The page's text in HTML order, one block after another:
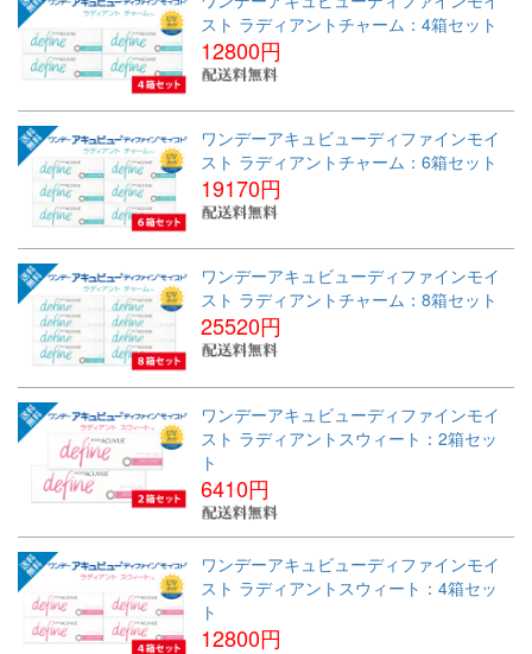
スト ラディアントチャーム：4箱セット
12800円
ワンデーアキュビューディファインモイ
スト ラディアントチャーム：6箱セット
19170円
ワンデーアキュビューディファインモイ
スト ラディアントチャーム：8箱セット
25520円
ワンデーアキュビューディファインモイ
スト ラディアントスウィート：2箱セッ
ト
6410円
ワンデーアキュビューディファインモイ
スト ラディアントスウィート：4箱セッ
ト
12800円